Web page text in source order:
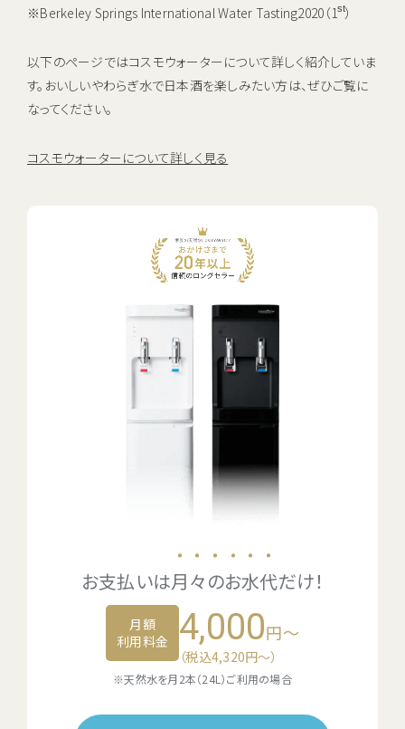
※Berkeley Springs International Water Tasting2020（1st）
以下のページではコスモウォーターについて詳しく紹介していま
す。おいしいやわらぎ水で日本酒を楽しみたい方は、ぜひご覧に
なってください。
コスモウォーターについて詳しく見る
お支払いは月々のお水代
・・・・・・
だけ！
月額
利用料金
4,000円～
（税込4,320円〜）
※天然水を月2本（24L）ご利用の場合